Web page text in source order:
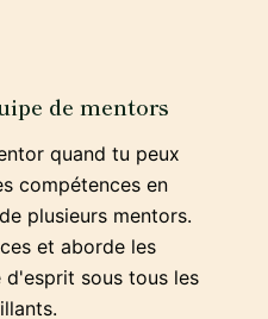
de mentors
quand tu peux
compétences en
plusieurs mentors.
et aborde les
sous tous les